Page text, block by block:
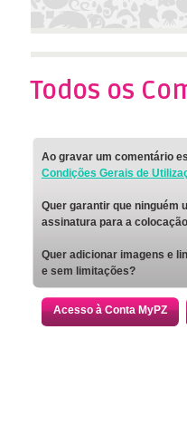
Todos os
Ao gravar um comentário
Condições Gerais de
Quer garantir que ninguém
assinatura para a
Quer adicionar imagens e
e sem limitações?
Acesso à Conta MyPZ